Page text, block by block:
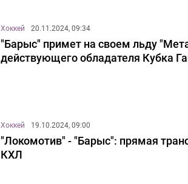
Хоккей 20.11.2024, 09:34
"Барыс" примет на своем льду
действующего обладателя Кубка
Хоккей 19.10.2024, 09:00
"Локомотив" - "Барыс": прямая
КХЛ